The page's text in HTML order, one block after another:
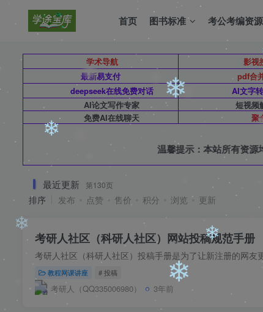
首页 图书标准 考公考编资源
学术导航 影视
最新易支付
pdf合
deepseek在线免费对话
AI文字
AI论文写作专家
短视频
免费AI在线聊天
聚
温馨提示：本站
最近更新 第130页
排序 发布 点赞 售价 积分 浏览 更新
考研人社区（科研人社区）网站投稿规范手册
教程网课讲座 # 投稿
考研人（QQ335006980） 3年前
❄
❄
❄
❄
❄